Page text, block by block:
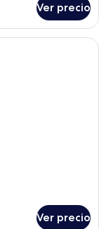
Ver precio
hotel con una cama
Ver precio